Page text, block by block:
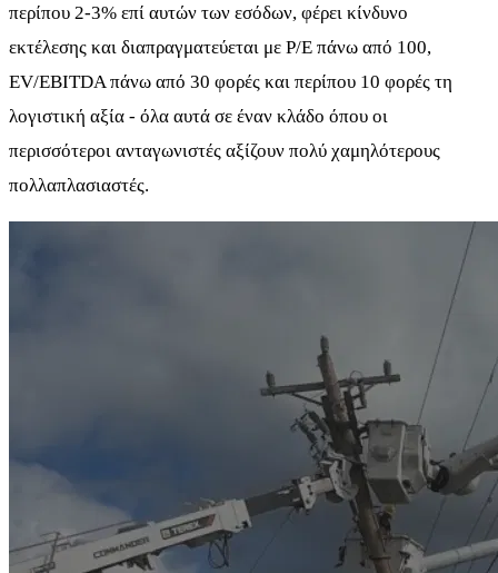
περίπου 2-3% επί αυτών των εσόδων, φέρει κίνδυνο
εκτέλεσης και διαπραγματεύεται με P/E πάνω από 100,
EV/EBITDA πάνω από 30 φορές και περίπου 10 φορές τη
λογιστική αξία - όλα αυτά σε έναν κλάδο όπου οι
περισσότεροι ανταγωνιστές αξίζουν πολύ χαμηλότερους
πολλαπλασιαστές.